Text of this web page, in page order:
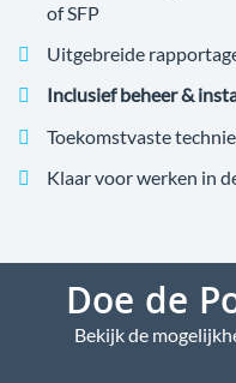
of SFP
Uitgebreide
Inclusief beheer &
Toekomstvaste
Klaar voor werken in
Doe de
Bekijk de